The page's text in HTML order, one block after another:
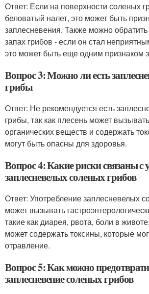
Ответ: Если на поверхности соленых
беловатый налет, это может быть
заплесневения. Также можно
запах грибов - если он стал
это может быть еще одним признаком
Вопрос 3: Можно ли есть
грибы
Ответ: Не рекомендуется есть
грибы, так как плесень может
органических веществ и содержать
могут быть опасны для здоровья.
Вопрос 4: Какие риски связаны с
заплесневелых соленых грибов
Ответ: Употребление заплесневелых
может вызывать
такие как диарея, рвота, боли в
может содержать токсины, которые
отравление.
Вопрос 5: Как можно
заплесневение соленых грибов